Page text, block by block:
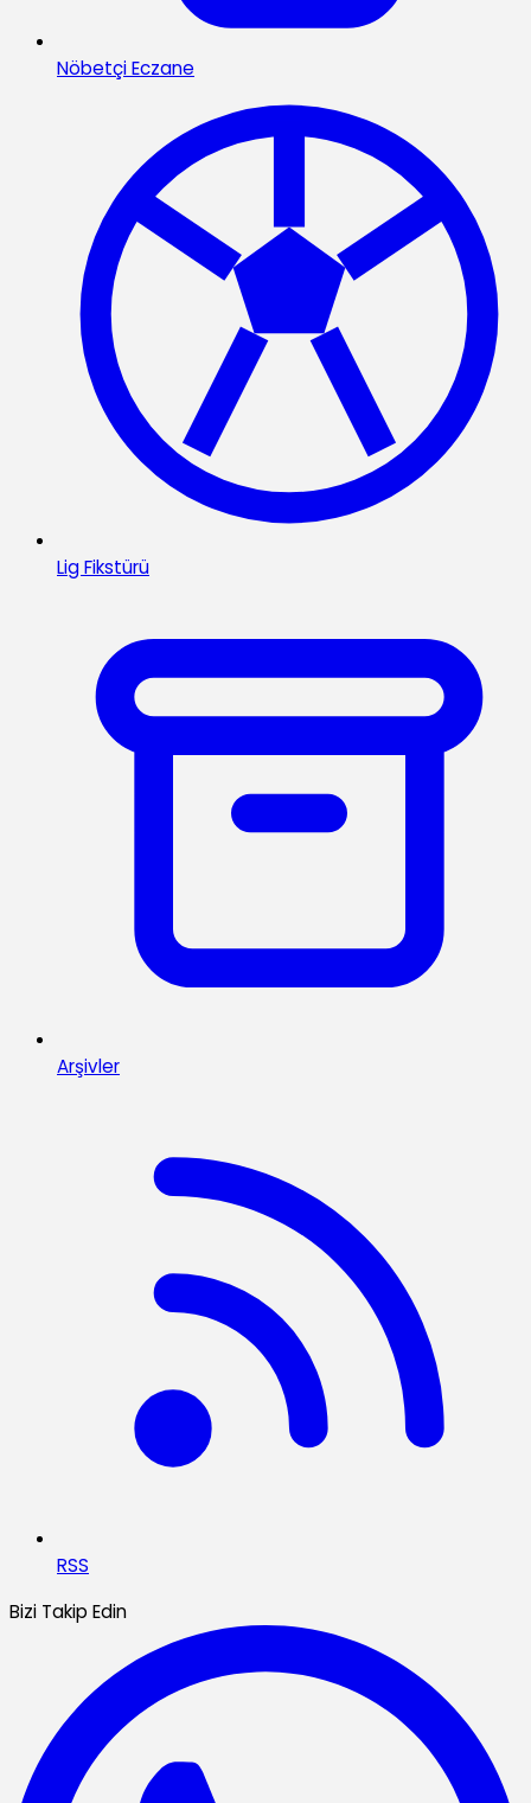
Nöbetçi Eczane
Lig Fikstürü
Arşivler
RSS
Bizi Takip Edin